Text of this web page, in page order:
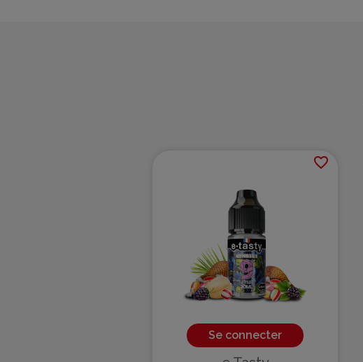
favorite_border
Se connecter